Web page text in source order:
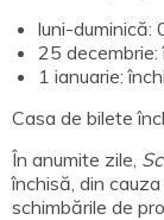
luni-duminică:
25 decembrie:
1 ianuarie:
Casa de bilete
În anumite zile,
închisă, din
schimbările de